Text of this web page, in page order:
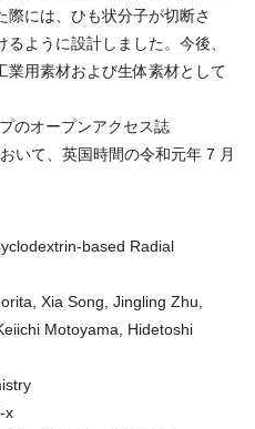
際には、ひも状分子が切断さ
ように設計しました。今後、
業用素材および生体素材として
のオープンアクセス誌
いて、英国時間の令和元年 7 月
based Radial
Xia Song, Jingling Zhu,
Motoyama, Hidetoshi
x